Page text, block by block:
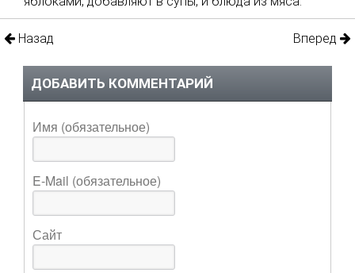
Назад Вперед
ДОБАВИТЬ КОММЕНТАРИЙ
Имя (обязательное)
E-Mail (обязательное)
Сайт